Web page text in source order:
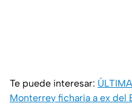
Te puede interesar:
Monterrey ficharía a ex del